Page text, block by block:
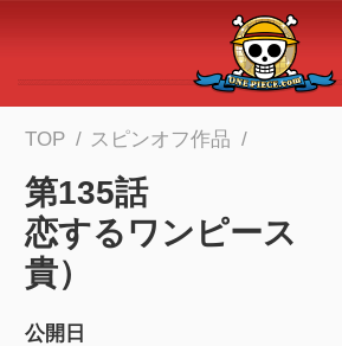
メインコンテンツへスキップする
TOP スピンオフ作品
第135話
恋するワンピース
貴）
公開日